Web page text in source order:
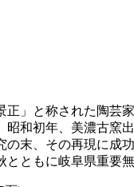
正」と称された陶芸家
和初年、美濃古窯
末、その再現に成功
ともに岐阜県重要